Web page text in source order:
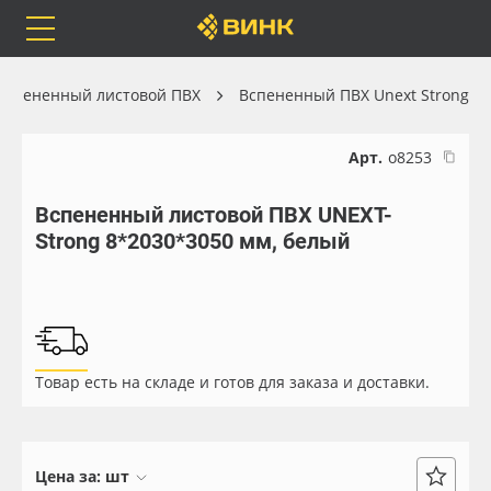
Каталог
Бренды
Доставка
Весь каталог
Самоклеящиеся плёнки
Листовые материалы
листовой ПВХ Вспененный ПВХ Unext Strong
Арт. о8253
Вспененный листовой ПВХ UNEXT-
Strong 8*2030*3050 мм, белый
Товар есть на складе и готов для заказа и доставки.
Цена за: шт